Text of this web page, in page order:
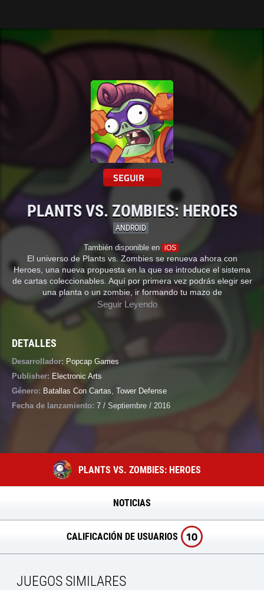
SEGUIR
PLANTS VS. ZOMBIES: HEROES
ANDROID
También disponible en iOS
El universo de Plants vs. Zombies se renueva ahora con
Heroes, una nueva propuesta en la que se introduce el sistema
de cartas coleccionables. Aquí por primera vez podrás elegir ser
una planta o un zombie, ir formando tu mazo de
Seguir Leyendo
DETALLES
Desarrollador: Popcap Games
Publisher: Electronic Arts
Género: Batallas Con Cartas, Tower Defense
Fecha de lanzamiento: 7 / Septiembre / 2016
PLANTS VS. ZOMBIES: HEROES
NOTICIAS
CALIFICACIÓN DE USUARIOS 10
JUEGOS SIMILARES